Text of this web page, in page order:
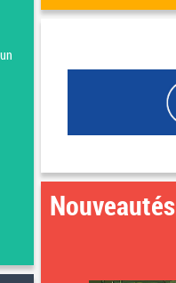
Nouveautés